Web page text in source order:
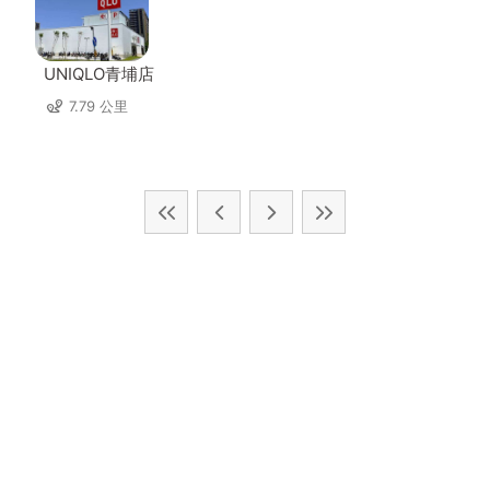
UNIQLO青埔店
7.79 公里